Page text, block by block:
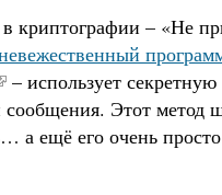
в криптографии – «Не
– использует
сообщения. Этот метод
ещё его очень просто